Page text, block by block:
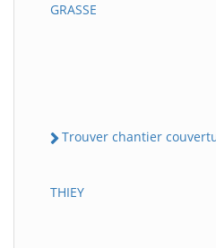
GRASSE
Trouver chantier
THIEY